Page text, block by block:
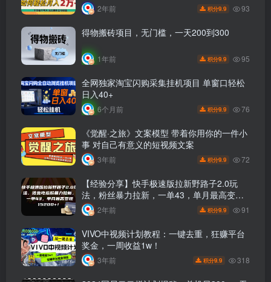
2年前 积分9.9 93
得物搬砖项目，无门槛，一天200到300
1年前 积分9.9 95
全网独家淘宝闪购采集挂机项目 单窗口轻松
日入40+
6个月前 积分9.9 76
《觉醒·之旅》文案模型 带着你用你的一件小
事 对自己有意义的短视频文案
3年前 积分9.9 72
【经验分享】快手极速版拉新野路子2.0玩
法，粉丝暴力拉新，一单43，单月最高变现
15200+！
2年前 积分9.9 91
VIVO中视频计划教程：一键去重，狂赚平台
奖金，一周收益1w！
3年前 积分9.9 318